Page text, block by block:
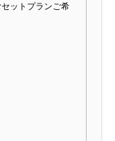
ットプランご希